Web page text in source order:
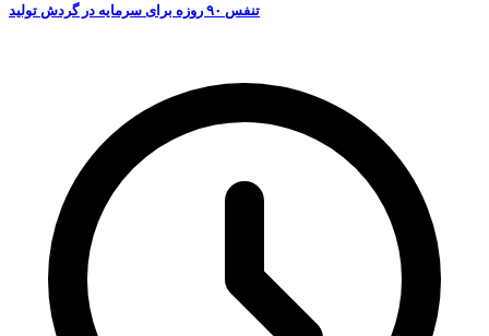
تنفس ۹۰ روزه برای سرمایه در گردش تولید